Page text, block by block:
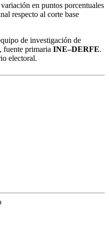
variación en puntos porcentuales
respecto al corte base
de investigación de
, fuente primaria INE–DERFE.
electoral.